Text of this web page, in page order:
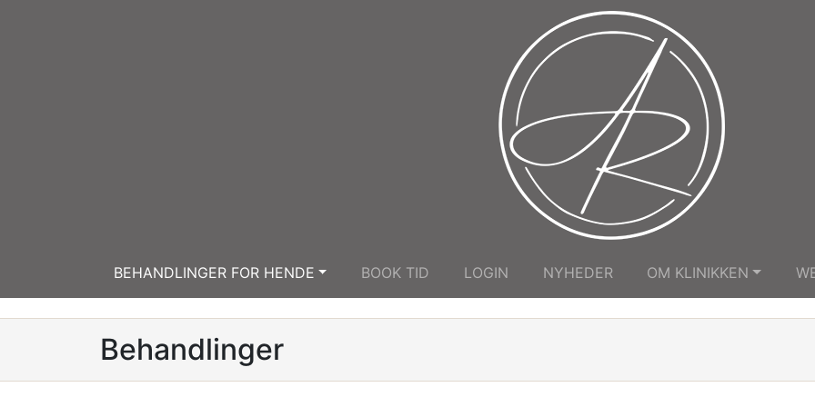
BEHANDLINGER FOR HENDE BOOK TID LOGIN NYHEDER OM KLINIKKEN
Behandlinger